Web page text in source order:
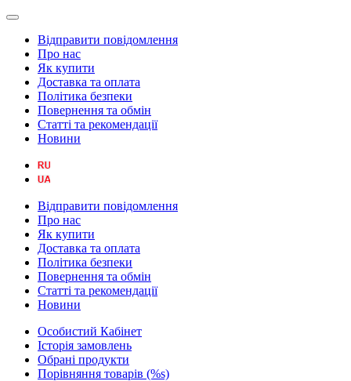
Відправити повідомлення
Про нас
Як купити
Доставка та оплата
Політика безпеки
Повернення та обмін
Статті та рекомендації
Новини
Відправити повідомлення
Про нас
Як купити
Доставка та оплата
Політика безпеки
Повернення та обмін
Статті та рекомендації
Новини
Особистий Кабінет
Історія замовлень
Обрані продукти
Порівняння товарів (%s)